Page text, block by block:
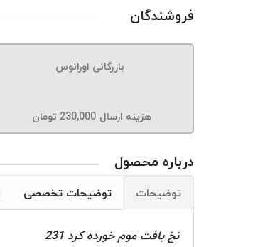
فروشندگان
بازرگانی اورانوس
هزینه ارسال 230,000 تومان
درباره محصول
توضیحات توضیحات تخصصی
نخ بافت موم خورده کرد 231